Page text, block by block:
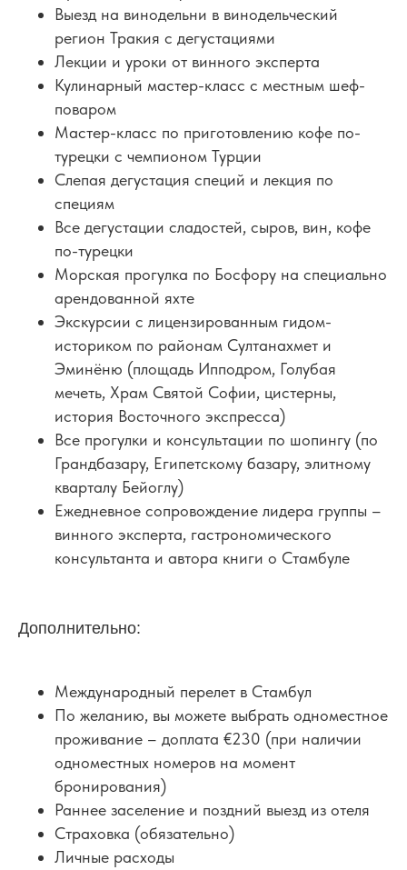
Выезд на винодельни в винодельческий
регион Тракия с дегустациями
Лекции и уроки от винного эксперта
Кулинарный мастер-класс с местным шеф-
поваром
Мастер-класс по приготовлению кофе по-
турецки с чемпионом Турции
Слепая дегустация специй и лекция по
специям
Все дегустации сладостей, сыров, вин, кофе
по-турецки
Морская прогулка по Босфору на специально
арендованной яхте
Экскурсии с лицензированным гидом-
историком по районам Султанахмет и
Эминёню (площадь Ипподром, Голубая
мечеть, Храм Святой Софии, цистерны,
история Восточного экспресса)
Все прогулки и консультации по шопингу (по
Грандбазару, Египетскому базару, элитному
кварталу Бейоглу)
Ежедневное сопровождение лидера группы –
винного эксперта, гастрономического
консультанта и автора книги о Стамбуле
Дополнительно:
Международный перелет в Стамбул
По желанию, вы можете выбрать одноместное
проживание – доплата €230 (при наличии
одноместных номеров на момент
бронирования)
Раннее заселение и поздний выезд из отеля
Страховка (обязательно)
Личные расходы